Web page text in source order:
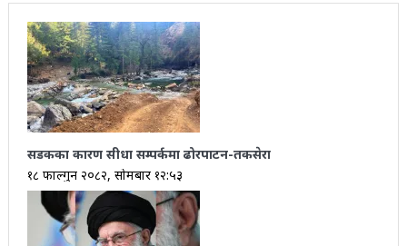
सडकका कारण सीधा सम्पर्कमा ढोरपाटन-तकसेरा
१८ फाल्गुन २०८२, सोमबार १२:५३